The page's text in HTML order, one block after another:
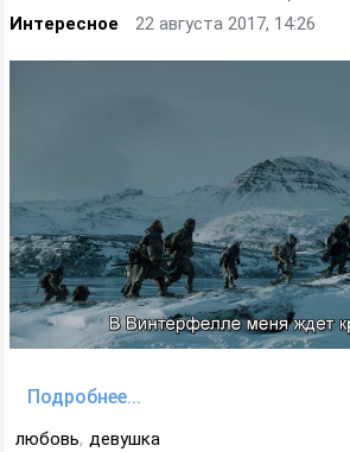
Интересное 22 августа 2017, 14:26
Подробнее...
любовь, девушка